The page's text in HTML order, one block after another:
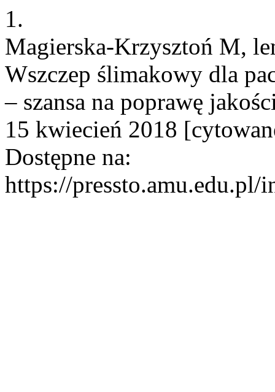
1.
Magierska-Krzysztoń M,
Wszczep ślimakowy dla
– szansa na poprawę
15 kwiecień 2018
Dostępne na:
https://